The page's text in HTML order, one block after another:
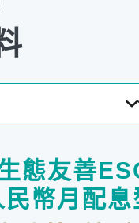
態友善
幣月配息